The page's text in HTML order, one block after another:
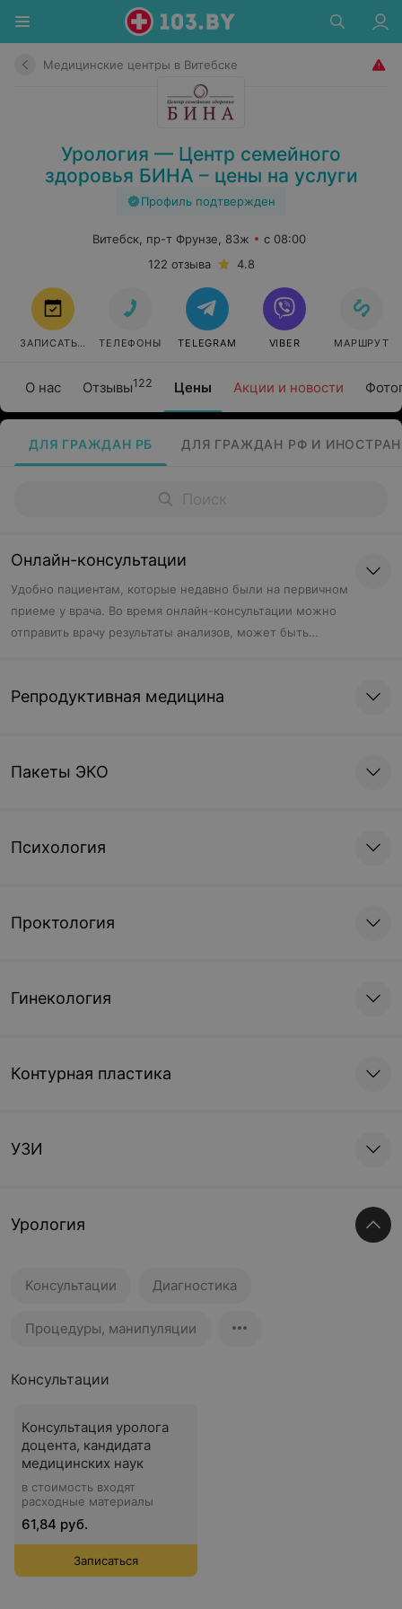
Медицинские центры в Витебске
Урология — Центр семейного
здоровья БИНА – цены на услуги
Профиль подтвержден
О нас Отзывы122 Цены Акции и новости
Витебск, пр-т Фрунзе, 83ж
с 08:00
122 отзыва
4.8
ЗАПИСАТЬСЯ ТЕЛЕФОНЫ TELEGRAM VIBER МАРШРУТ
ДЛЯ ГРАЖДАН РБ ДЛЯ ГРАЖДАН РФ И
Онлайн-консультации
Удобно пациентам, которые недавно были на первичном
приеме у врача. Во время онлайн-консультации можно
отправить врачу результаты анализов, может быть
первичного приема.
Репродуктивная медицина
Пакеты ЭКО
Психология
Проктология
Гинекология
Контурная пластика
УЗИ
Урология
Консультации Диагностика
Процедуры, манипуляции
Консультации
Консультация уролога
доцента, кандидата
медицинских наук
в стоимость входят
расходные материалы
61,84 руб.
Записаться